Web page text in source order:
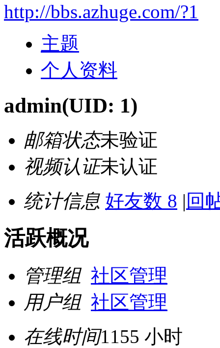
http://bbs.azhuge.com/?1
主题
个人资料
admin(UID: 1)
邮箱状态未验证
视频认证未认证
统计信息 好友数 8 | 回
活跃概况
管理组 社区管理
用户组 社区管理
在线时间1155 小时